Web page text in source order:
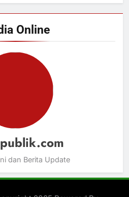
Online
dan Berita Update